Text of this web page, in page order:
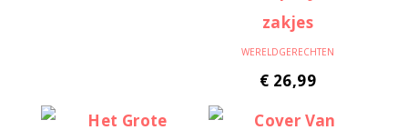
WERELDGERECHTEN
€ 26,99